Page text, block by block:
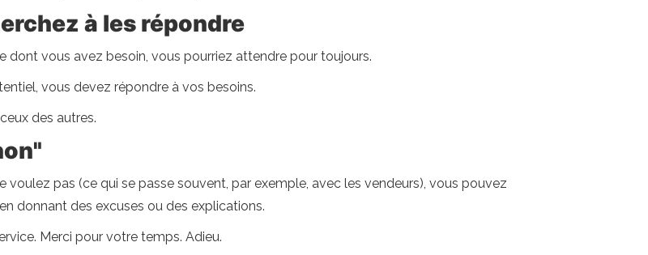
à les répondre
dont vous avez besoin, vous pourriez attendre pour toujours.
vous devez répondre à vos besoins.
des autres.
pas (ce qui se passe souvent, par exemple, avec les vendeurs), vous pouvez
donnant des excuses ou des explications.
Merci pour votre temps. Adieu.